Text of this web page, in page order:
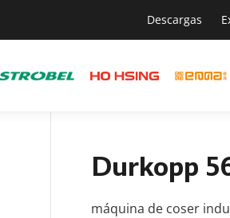
Descargas
Durkopp
máquina de coser